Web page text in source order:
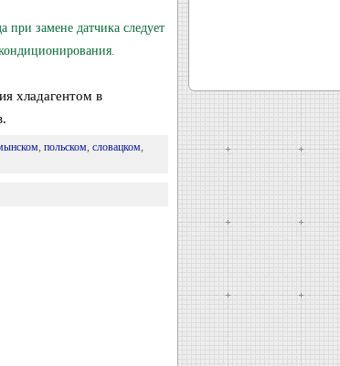
замене датчика следует
хладагентом в
, польском, словацком,